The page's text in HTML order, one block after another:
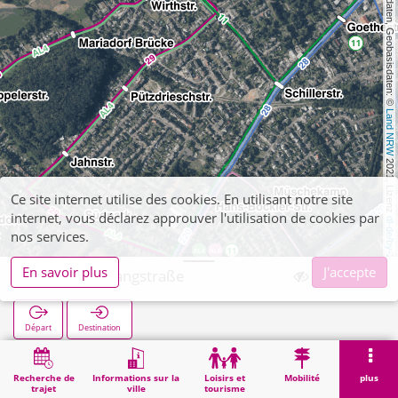
, Kartendaten, Geobasisdaten: ©
Land NRW
2021, Lizenz
dl-de/by-2-0
Recherche de
trajet
Informations sur la
ville
Loisirs et
tourisme
Mobilité plus
Hoengen Langstraße
Départ Destination
Démarrage Hoengen Langstraße
Ce site internet utilise des cookies. En utilisant notre site
internet, vous déclarez approuver l'utilisation de cookies par
nos services.
En savoir plus
J'accepte